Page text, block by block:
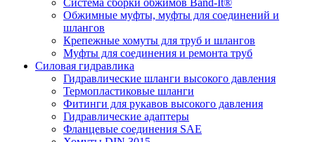
Обжимные муфты, муфты для соединений и
шлангов
Крепежные хомуты для труб и шлангов
Муфты для соединения и ремонта труб
Силовая гидравлика
Гидравлические шланги высокого давления
Термопластиковые шланги
Фитинги для рукавов высокого давления
Гидравлические адаптеры
Фланцевые соединения SAE